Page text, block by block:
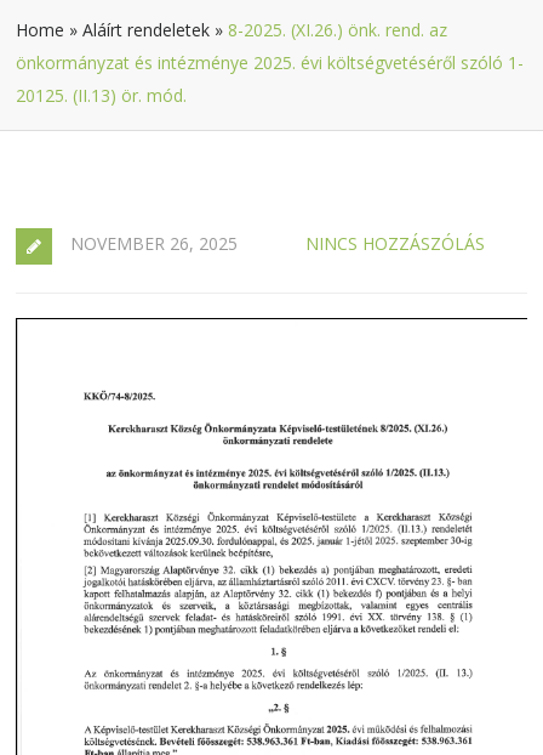
Home »Aláírt rendeletek » 8-2025. (XI.26.) önk. rend. az
önkormányzat és intézménye 2025. évi költségvetéséről szóló 1-
20125. (II.13) ör. mód.
NOVEMBER 26, 2025 NINCS HOZZÁSZÓLÁS